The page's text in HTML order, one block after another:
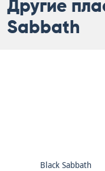
Другие
Sabbath
Black Sabbath